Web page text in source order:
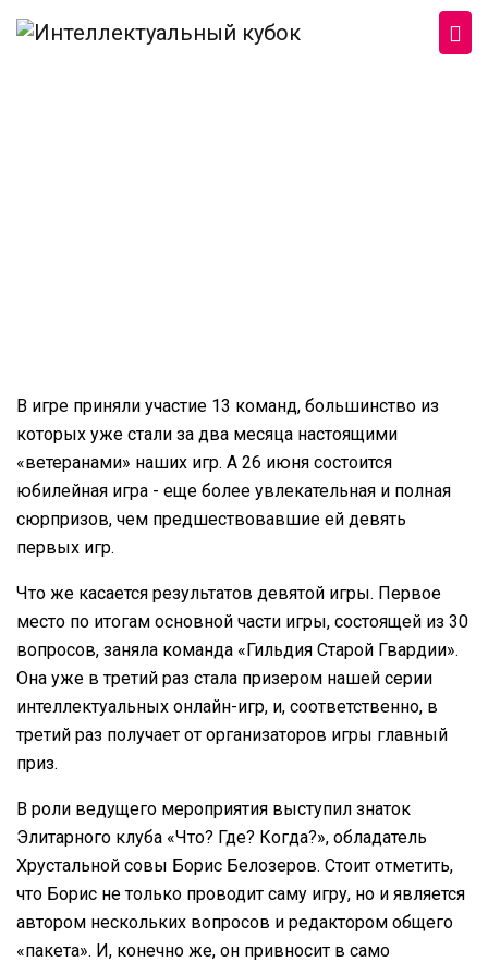
Перейти к основному содержанию
В игре приняли участие 13 команд, большинство из
которых уже стали за два месяца настоящими
«ветеранами» наших игр. А 26 июня состоится
юбилейная игра - еще более увлекательная и полная
сюрпризов, чем предшествовавшие ей девять
первых игр.
Что же касается результатов девятой игры. Первое
место по итогам основной части игры, состоящей из 30
вопросов, заняла команда «Гильдия Старой Гвардии».
Она уже в третий раз стала призером нашей серии
интеллектуальных онлайн-игр, и, соответственно, в
третий раз получает от организаторов игры главный
приз.
В роли ведущего мероприятия выступил знаток
Элитарного клуба «Что? Где? Когда?», обладатель
Хрустальной совы Борис Белозеров. Стоит отметить,
что Борис не только проводит саму игру, но и является
автором нескольких вопросов и редактором общего
«пакета». И, конечно же, он привносит в само